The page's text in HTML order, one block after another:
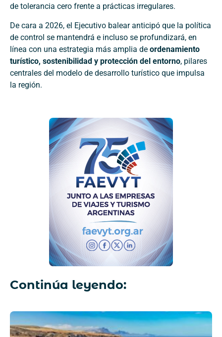
de tolerancia cero frente a prácticas irregulares.
De cara a 2026, el Ejecutivo balear anticipó que la política
de control se mantendrá e incluso se profundizará, en
línea con una estrategia más amplia de ordenamiento
turístico, sostenibilidad y protección del entorno, pilares
centrales del modelo de desarrollo turístico que impulsa
la región.
Continúa leyendo: